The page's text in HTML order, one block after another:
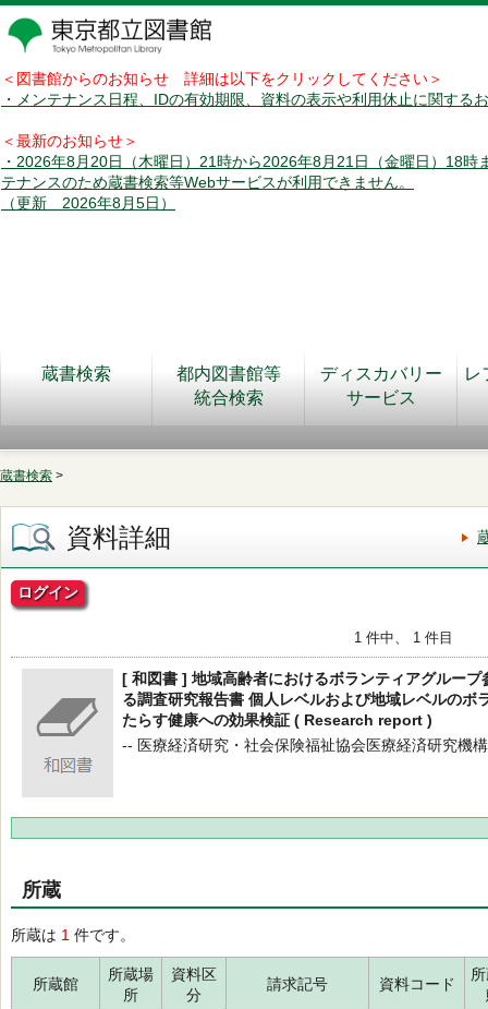
＜図書館からのお知らせ 詳細は以下をクリックしてください＞
・メンテナンス日程、IDの有効期限、資料の表示や利用休止に関する
＜最新のお知らせ＞
・2026年8月20日（木曜日）21時から2026年8月21日（金曜日）18時
テナンスのため蔵書検索等Webサービスが利用できません。
（更新 2026年8月5日）
蔵書検索
都内図書館等
統合検索
ディスカバリー
サービス
レ
蔵書検索 >
資料詳細
ログイン
1 件中、 1 件目
[ 和図書 ] 地域高齢者におけるボランティアグループ
る調査研究報告書 個人レベルおよび地域レベルのボ
たらす健康への効果検証 ( Research report )
-- 医療経済研究・社会保険福祉協会医療経済研究機
所蔵
所蔵は 1 件です。
所蔵館
所蔵場
所
資料区
分
請求記号 資料コード